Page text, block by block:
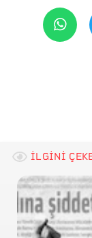
Doğruluk Payı
İLGİNİ